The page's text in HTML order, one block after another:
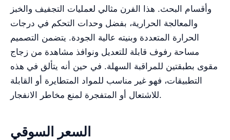
وأقسام البحث. هذا الفرن مثالي لعمليات التجفيف والخبز
والمعالجة الحرارية، بفضل وحدات التحكم في درجات
الحرارة المتعددة وبنيته عالية الجودة. يتضمن التصميم
مساحة رفوف قابلة للتعديل ونوافذ مشاهدة من زجاج
مقوى بطبقتين للمراقبة السهلة. في حين أنه يتألق في هذه
التطبيقات، فهو غير مناسب للمواد المتطايرة أو القابلة
للاشتعال أو المتفجرة لمنع مخاطر الانفجار.
السعر السوقي